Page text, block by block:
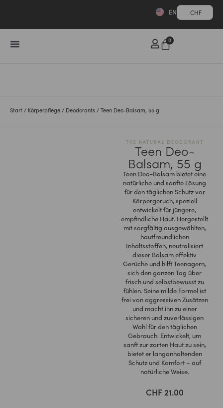
CHF
EN
0
Start / Körperpflege / Deodorants / Teen Deo-Balsam, 55 g
THE NATURAL DEODORANT
Teen Deo-
Balsam, 55 g
Teen Deo-Balsam bietet eine
natürliche und sanfte Lösung
für den täglichen Schutz vor
Körpergeruch, speziell
entwickelt für jüngere,
empfindliche Haut. Hergestellt
mit sorgfältig ausgewählten,
hautfreundlichen
Inhaltsstoffen, neutralisiert
dieser Balsam effektiv
Gerüche und hilft Teenagern,
sich den ganzen Tag über
frisch und selbstbewusst zu
fühlen. Seine milde Formel ist
frei von aggressiven Zusätzen
und macht ihn zu einer
sicheren und zuverlässigen
Wahl für den täglichen
Gebrauch. Entwickelt, um
sanft zur zarten Haut zu sein,
bietet er langanhaltenden
Schutz und Komfort – auf
natürliche Weise.
CHF21.00